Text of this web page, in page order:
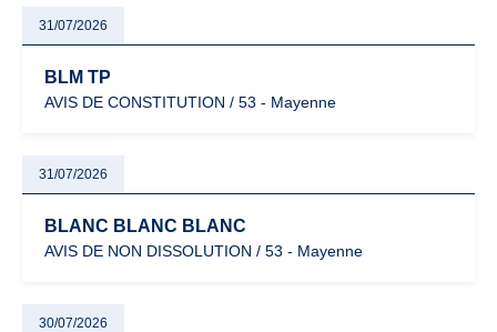
31/07/2026
BLM TP
AVIS DE CONSTITUTION / 53 - Mayenne
31/07/2026
BLANC BLANC BLANC
AVIS DE NON DISSOLUTION / 53 - Mayenne
30/07/2026